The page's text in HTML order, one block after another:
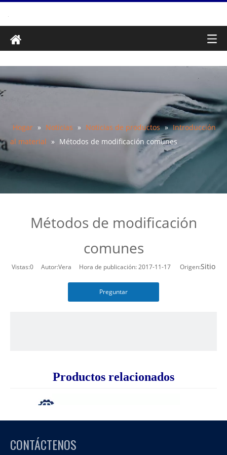
Hogar » Noticias » Noticias de productos » Introducción
al material » Métodos de modificación comunes
Métodos de modificación
comunes
Vistas:0 Autor:Vera Hora de publicación: 2017-11-17 Origen:Sitio
Preguntar
Productos relacionados
CONTÁCTENOS